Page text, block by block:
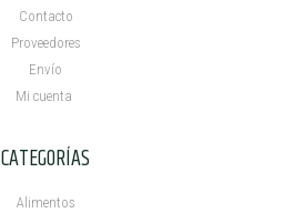
Contacto
Proveedores
Envío
Mi cuenta ​
CATEGORÍAS
Alimentos